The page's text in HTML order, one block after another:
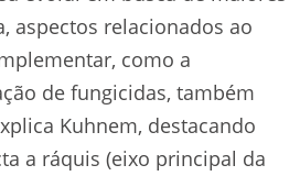
aspectos relacionados ao
como a
de fungicidas, também
Kuhnem, destacando
a ráquis (eixo principal da